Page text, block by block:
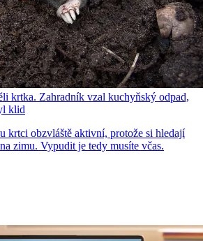
krtka. Zahradník vzal kuchyňský odpad,
klid
krtci obzvláště aktivní, protože si hledají
zimu. Vypudit je tedy musíte včas.